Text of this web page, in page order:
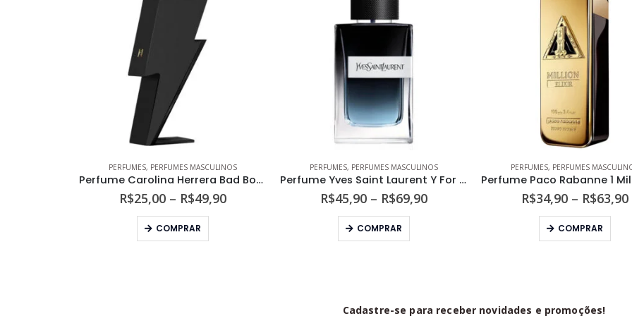
PERFUMES, PERFUMES MASCULINOS
Perfume Carolina Herrera Bad Boy Le Parfum Masculino Eau de Parfum
R$25,00 – R$49,90Faixa
COMPRAR
Este produto tem várias variantes. As opções podem ser escolhidas na página do produto
PERFUMES, PERFUMES MASCULINOS
Perfume Yves Saint Laurent Y For Men Eau de Parfum
R$45,90 – R$69,90Faixa
COMPRAR
Este produto tem várias variantes. As opções podem ser escolhidas na página do produto
PERFUMES, PERFUMES
R$34,90 – R$63,90
COMPRAR
Este produto tem várias variantes. As opções podem ser
Cadastre-se para receber novidades e promoções!